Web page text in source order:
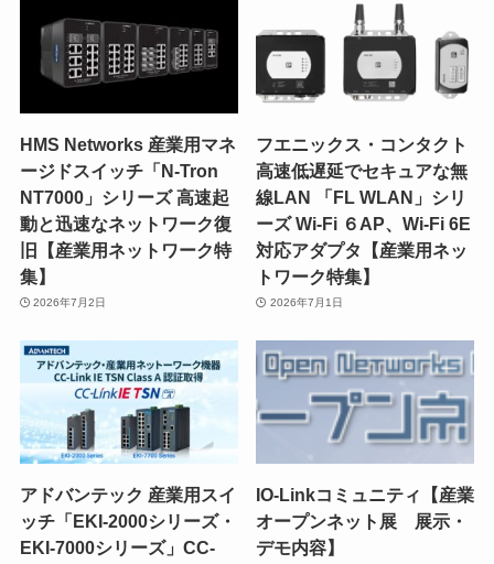
HMS Networks 産業用マネ
ージドスイッチ「N-Tron
NT7000」シリーズ 高速起
動と迅速なネットワーク復
旧【産業用ネットワーク特
集】
2026年7月2日
フエニックス・コンタクト
高速低遅延でセキュアな無
線LAN 「FL WLAN」シリ
ーズ Wi-Fi ６AP、Wi-Fi 6E
対応アダプタ【産業用ネッ
トワーク特集】
2026年7月1日
アドバンテック 産業用スイ
ッチ「EKI-2000シリーズ・
EKI-7000シリーズ」CC-
IO-Linkコミュニティ【産業
オープンネット展 展示・
デモ内容】